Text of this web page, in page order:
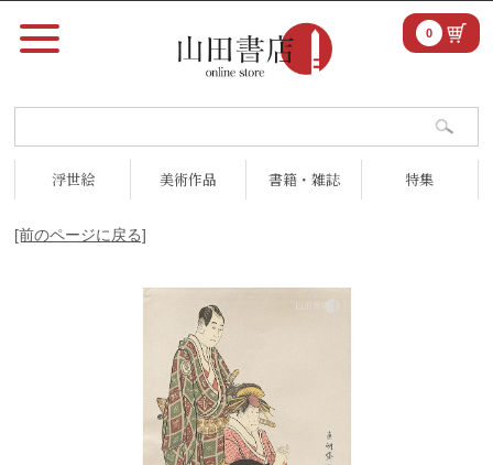
浮世絵 美術作品 書籍・雑誌 特集
0
[前のページに戻る]